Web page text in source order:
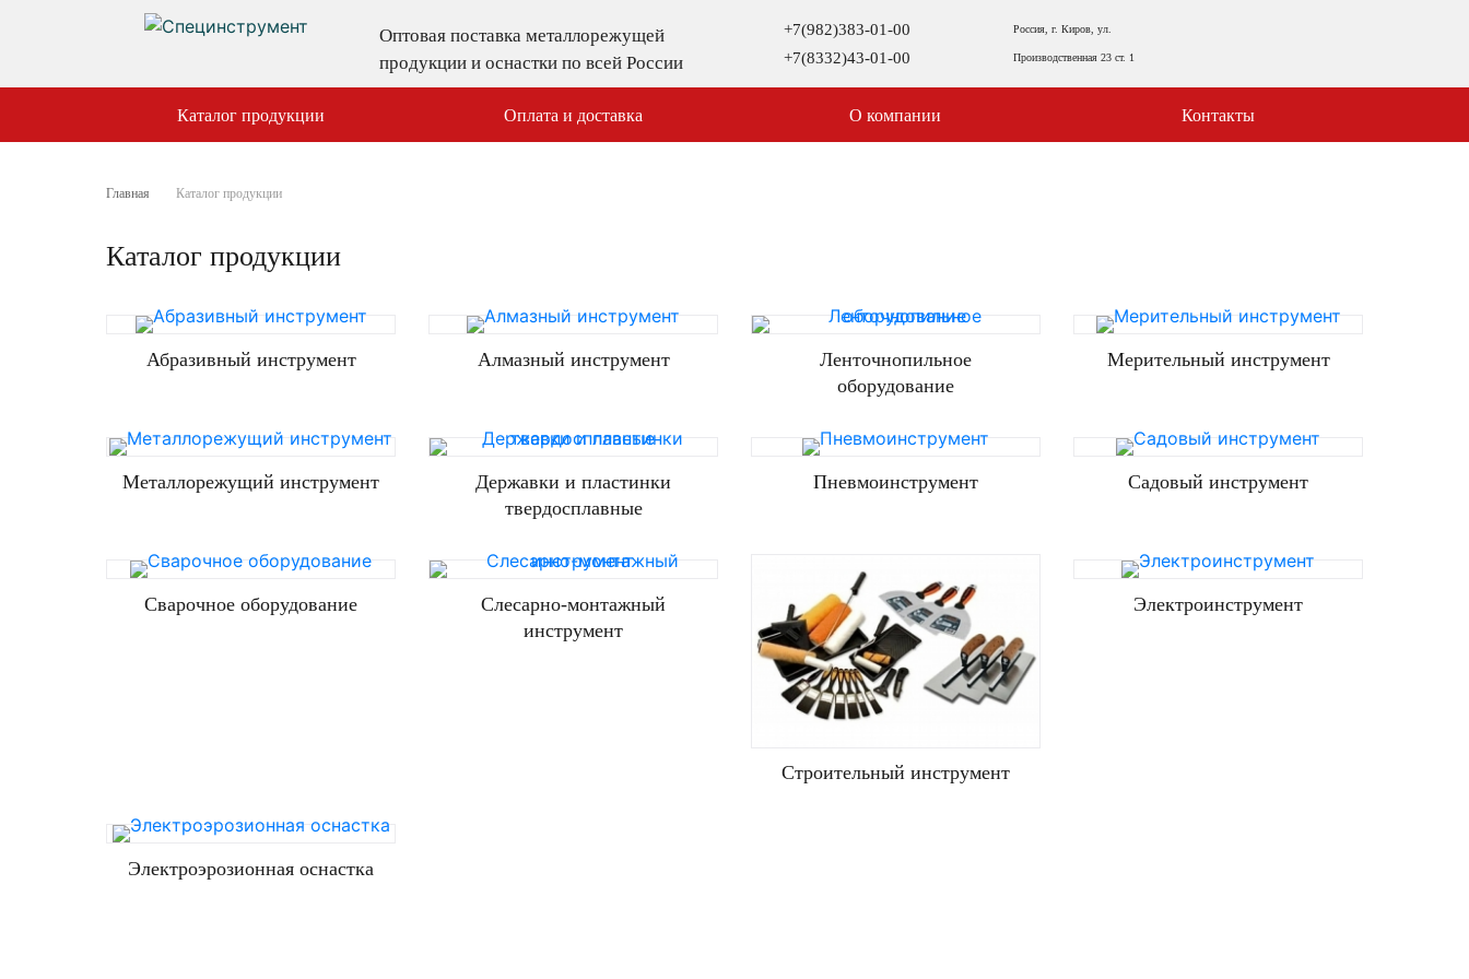
Оптовая поставка металлорежущей
продукции и оснастки по всей России
+7(982)383-01-00
+7(8332)43-01-00
Россия, г. Киров, ул.
Производственная 23 ст. 1
Каталог продукции Оплата и доставка О компании Контакты
Главная Каталог продукции
Каталог продукции
Абразивный инструмент Алмазный инструмент
Ленточнопильное
оборудование
Мерительный инструмент
Металлорежущий инструмент
Державки и пластинки
твердосплавные
Пневмоинструмент Садовый инструмент
Сварочное оборудование
Слесарно-монтажный
инструмент
Строительный инструмент
Электроинструмент
Электроэрозионная оснастка